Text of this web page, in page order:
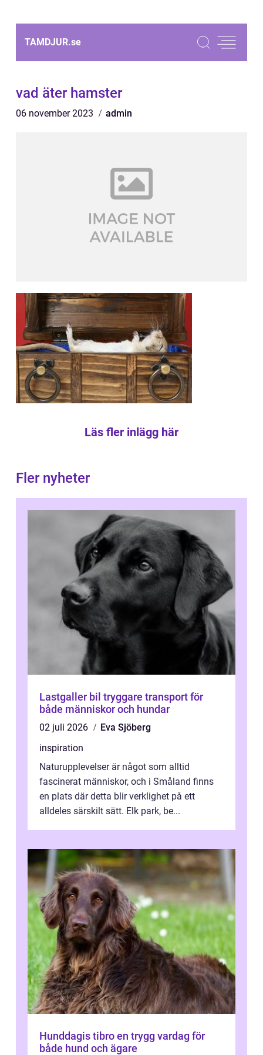
TAMDJUR.se
vad äter hamster
06 november 2023 admin
Läs fler inlägg här
Fler nyheter
Lastgaller bil tryggare transport för
både människor och hundar
02 juli 2026
Eva Sjöberg
inspiration
Naturupplevelser är något som alltid
fascinerat människor, och i Småland finns
en plats där detta blir verklighet på ett
alldeles särskilt sätt. Elk park, be...
Hunddagis tibro en trygg vardag för
både hund och ägare